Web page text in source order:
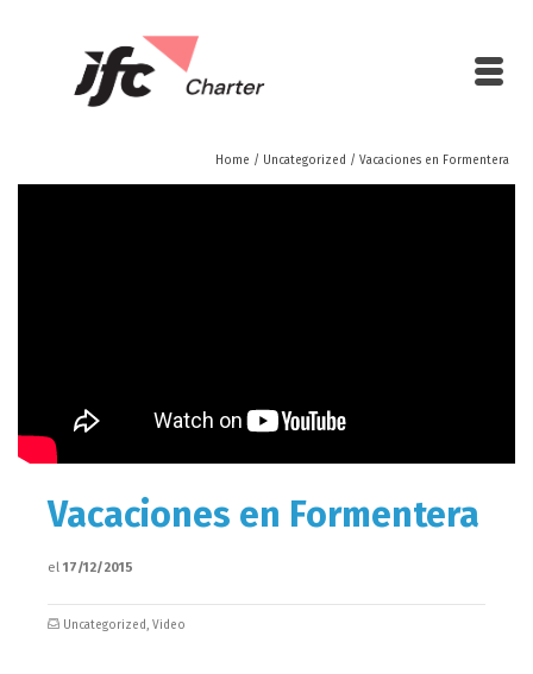
Home / Uncategorized / Vacaciones en Formentera
Vacaciones en Formentera
el 17/12/2015
Uncategorized, Video